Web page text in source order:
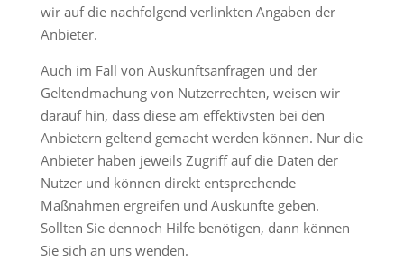
wir auf die nachfolgend verlinkten Angaben der
Anbieter.
Auch im Fall von Auskunftsanfragen und der
Geltendmachung von Nutzerrechten, weisen wir
darauf hin, dass diese am effektivsten bei den
Anbietern geltend gemacht werden können. Nur die
Anbieter haben jeweils Zugriff auf die Daten der
Nutzer und können direkt entsprechende
Maßnahmen ergreifen und Auskünfte geben.
Sollten Sie dennoch Hilfe benötigen, dann können
Sie sich an uns wenden.